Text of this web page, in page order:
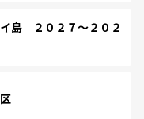
島 ２０２７～２０２